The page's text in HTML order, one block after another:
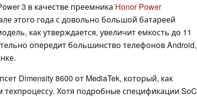
3 в качестве преемника Honor Power
этого года с довольно большой батареей
как утверждается, увеличит емкость до 11
опередит большинство телефонов Android,
Dimensity 8600 от MediaTek, который, как
Хотя подробные спецификации SoC